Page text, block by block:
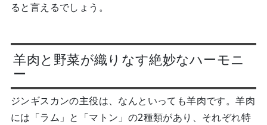
ると言えるでしょう。
羊肉と野菜が織りなす絶妙なハーモニ
ー
ジンギスカンの主役は、なんといっても羊肉です。羊肉
には「ラム」と「マトン」の2種類があり、それぞれ特